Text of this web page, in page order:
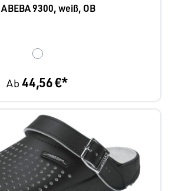
9300, weiß, OB
Ab44,56 €*